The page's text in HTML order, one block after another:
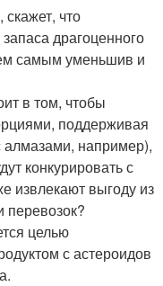
что
драгоценного
самым уменьшив и
в том, чтобы
поддерживая
алмазами, например),
конкурировать с
извлекают выгоду из
перевозок?
целью
с астероидов